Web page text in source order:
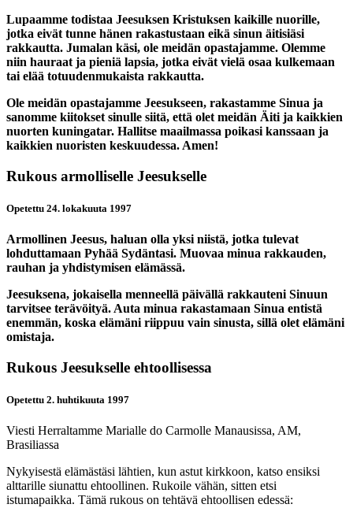
Lupaamme todistaa Jeesuksen Kristuksen kaikille nuorille,
jotka eivät tunne hänen rakastustaan eikä sinun äitisiäsi
rakkautta. Jumalan käsi, ole meidän opastajamme. Olemme
niin hauraat ja pieniä lapsia, jotka eivät vielä osaa kulkemaan
tai elää totuudenmukaista rakkautta.
Ole meidän opastajamme Jeesukseen, rakastamme Sinua ja
sanomme kiitokset sinulle siitä, että olet meidän Äiti ja kaikkien
nuorten kuningatar. Hallitse maailmassa poikasi kanssaan ja
kaikkien nuoristen keskuudessa. Amen!
Rukous armolliselle Jeesukselle
Opetettu 24. lokakuuta 1997
Armollinen Jeesus, haluan olla yksi niistä, jotka tulevat
lohduttamaan Pyhää Sydäntasi. Muovaa minua rakkauden,
rauhan ja yhdistymisen elämässä.
Jeesuksena, jokaisella menneellä päivällä rakkauteni Sinuun
tarvitsee terävöityä. Auta minua rakastamaan Sinua entistä
enemmän, koska elämäni riippuu vain sinusta, sillä olet elämäni
omistaja.
Rukous Jeesukselle ehtoollisessa
Opetettu 2. huhtikuuta 1997
Viesti Herraltamme Marialle do Carmolle Manausissa, AM,
Brasiliassa
Nykyisestä elämästäsi lähtien, kun astut kirkkoon, katso ensiksi
alttarille siunattu ehtoollinen. Rukoile vähän, sitten etsi
istumapaikka. Tämä rukous on tehtävä ehtoollisen edessä: